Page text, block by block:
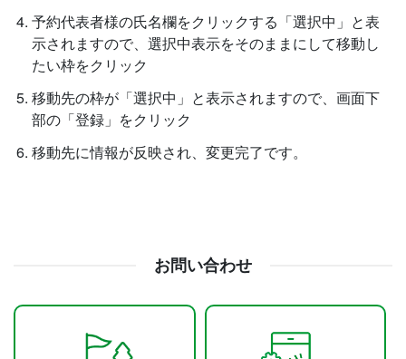
予約代表者様の氏名欄をクリックする「選択中」と表
示されますので、選択中表示をそのままにして移動し
たい枠をクリック
移動先の枠が「選択中」と表示されますので、画面下
部の「登録」をクリック
移動先に情報が反映され、変更完了です。
お問い合わせ